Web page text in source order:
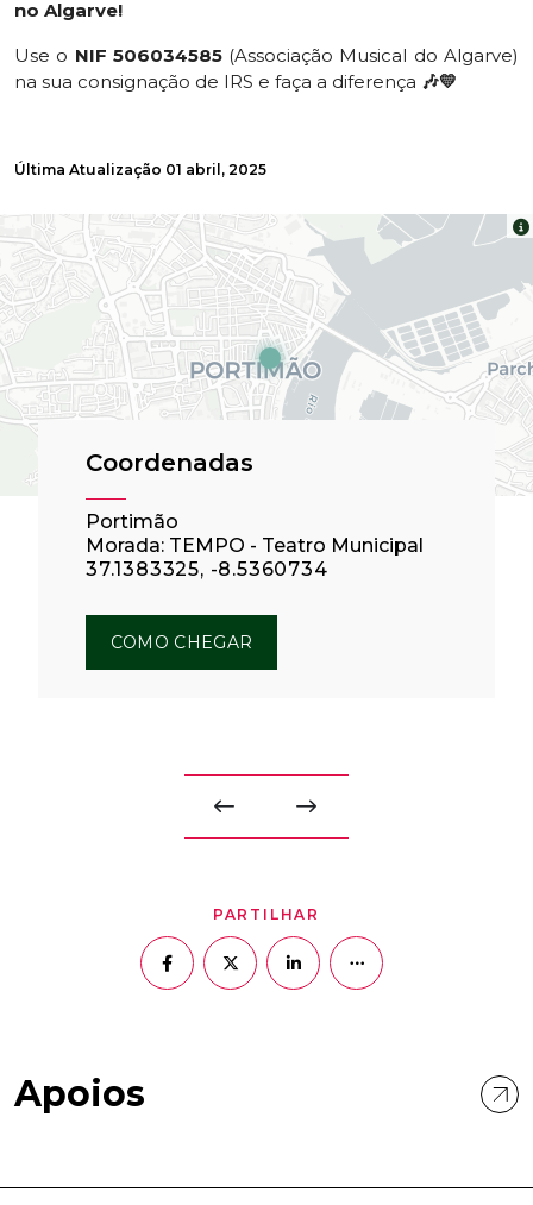
no Algarve!
Use o NIF 506034585(Associação Musical do Algarve)
na sua consignação de IRS e faça a diferença 🎶💛
Última Atualização 01 abril, 2025
Coordenadas
Portimão
Morada: TEMPO - Teatro Municipal
37.1383325, -8.5360734
COMO CHEGAR
PARTILHAR
Apoios